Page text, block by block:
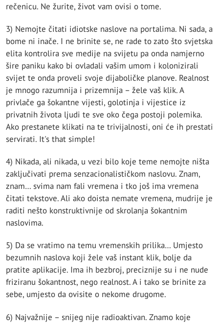
rečenicu. Ne žurite, život vam ovisi o tome.
3) Nemojte čitati idiotske naslove na portalima. Ni sada, a
bome ni inače. I ne brinite se, ne rade to zato što svjetska
elita kontrolira sve medije na svijetu pa onda namjerno
šire paniku kako bi ovladali vašim umom i kolonizirali
svijet te onda proveli svoje dijaboličke planove. Realnost
je mnogo razumnija i prizemnija – žele vaš klik. A
privlače ga šokantne vijesti, golotinja i vijestice iz
privatnih života ljudi te sve oko čega postoji polemika.
Ako prestanete klikati na te trivijalnosti, oni će ih prestati
servirati. It's that simple!
4) Nikada, ali nikada, u vezi bilo koje teme nemojte ništa
zaključivati prema senzacionalističkom naslovu. Znam,
znam… svima nam fali vremena i tko još ima vremena
čitati tekstove. Ali ako doista nemate vremena, mudrije je
raditi nešto konstruktivnije od skrolanja šokantnim
naslovima.
5) Da se vratimo na temu vremenskih prilika… Umjesto
bezumnih naslova koji žele vaš instant klik, bolje da
pratite aplikacije. Ima ih bezbroj, preciznije su i ne nude
friziranu šokantnost, nego realnost. A i tako se brinite za
sebe, umjesto da ovisite o nekome drugome.
6) Najvažnije – snijeg nije radioaktivan. Znamo koje